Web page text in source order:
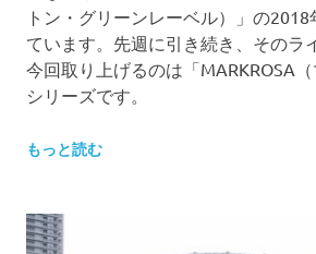
トン・グリーンレーベル）」の
ています。先週に引き続き、そのラ
今回取り上げるのは「MARKROSA（
シリーズです。
もっと読む